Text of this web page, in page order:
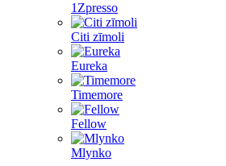
1Zpresso
Citi zīmoli
Eureka
Timemore
Fellow
Mlynko